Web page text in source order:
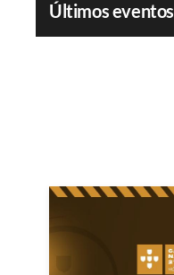
Últimos eventos